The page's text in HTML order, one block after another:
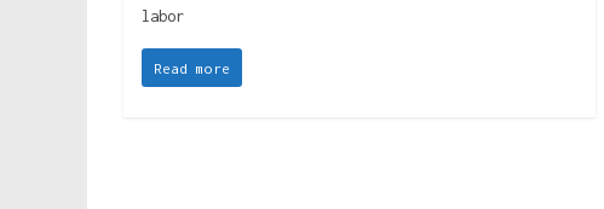
labor
Read more